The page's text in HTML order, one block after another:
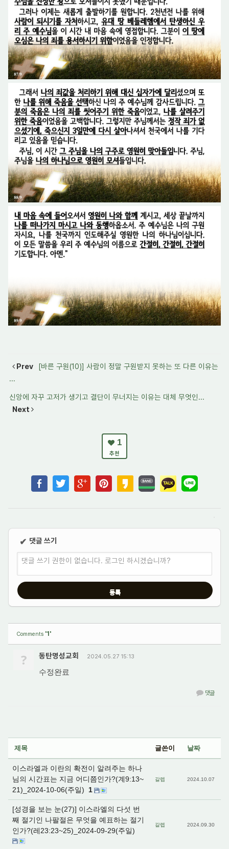
Prev
[바른 구원(10)] 사람이 정말 구원받지 못하는 또 다른 이유는
...
신앙에 자꾸 고저가 생기고 결단이 무너지는 이유는 대체 무엇인...
Next
1
추천
✔ 댓글 쓰기
댓글 쓰기 권한이 없습니다. 로그인 하시겠습니까?
Comments '1'
? 동탄명성교회 2024.05.27 15:13
수정완료
댓글
제목 글쓴이 날짜
이스라엘과 이란의 확전이 알려주는 하나
님의 시간표는 지금 어디쯤인가?(계9:13~
21)_2024-10-06(주일)
1
갈렙 2024.10.07
[성경을 보는 눈(27)] 이스라엘의 다섯 번
째 절기인 나팔절은 무엇을 예표하는 절기
인가?(레23:23~25)_2024-09-29(주일)
갈렙 2024.09.30